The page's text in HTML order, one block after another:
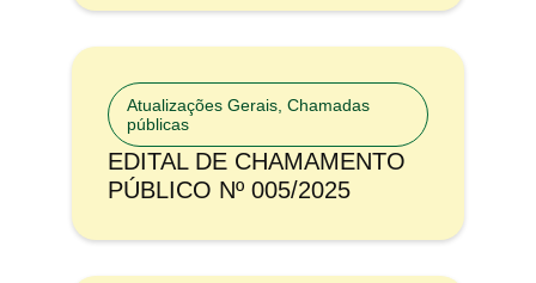
Atualizações Gerais Chamadas
públicas
EDITAL DE CHAMAMENTO
PÚBLICO Nº 005/2025